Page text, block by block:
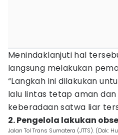
Menindaklanjuti hal
langsung melakukan
“Langkah ini dilakukan
lalu lintas tetap aman
keberadaan satwa liar
2. Pengelola lakukan
Jalan Tol Trans Sumatera (JTTS). (Dok: